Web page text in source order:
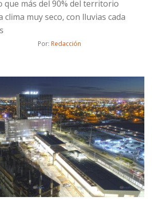
que más del 90% del territorio
muy seco, con lluvias cada
Por: Redacción